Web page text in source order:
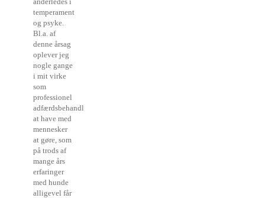
temperament
og psyke.
Bl.a. af
denne årsag
oplever jeg
nogle gange
i mit virke
som
professionel
adfærdsbehandler
at have med
mennesker
at gøre, som
på trods af
mange års
erfaringer
med hunde
alligevel får